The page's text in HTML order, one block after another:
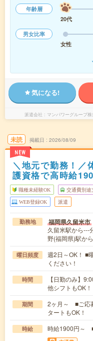
年齢層
20代
男女比率
女性
気になる!
派遣会社 マンパワーグループ
未読
NEW
掲載日 2026/08/09
＼地元で勤務！／
護資格で高時給
職種未経験OK 交通費別途
WEB登録OK 派遣
勤務地 福岡県久留米市
久留米駅から---
野(福岡県)駅か
曜日頻度
週2日～OK！ ■
ください！
時間
【日勤のみ】
他シフトもOK
期間
2ヶ月～ ■ご応
タートもOK！
時給 時給1900円～